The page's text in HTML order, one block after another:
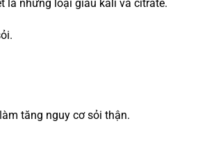
là những loại giàu kali và citrate.
tăng nguy cơ sỏi thận.